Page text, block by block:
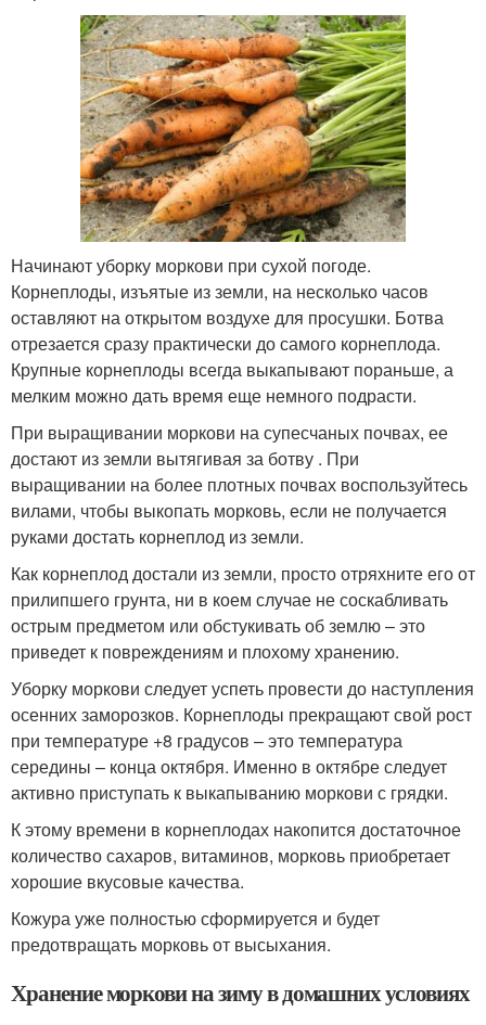
Начинают уборку моркови при сухой погоде.
Корнеплоды, изъятые из земли, на несколько часов
оставляют на открытом воздухе для просушки. Ботва
отрезается сразу практически до самого корнеплода.
Крупные корнеплоды всегда выкапывают пораньше, а
мелким можно дать время еще немного подрасти.
При выращивании моркови на супесчаных почвах, ее
достают из земли вытягивая за ботву . При
выращивании на более плотных почвах воспользуйтесь
вилами, чтобы выкопать морковь, если не получается
руками достать корнеплод из земли.
Как корнеплод достали из земли, просто отряхните его от
прилипшего грунта, ни в коем случае не соскабливать
острым предметом или обстукивать об землю – это
приведет к повреждениям и плохому хранению.
Уборку моркови следует успеть провести до наступления
осенних заморозков. Корнеплоды прекращают свой рост
при температуре +8 градусов – это температура
середины – конца октября. Именно в октябре следует
активно приступать к выкапыванию моркови с грядки.
К этому времени в корнеплодах накопится достаточное
количество сахаров, витаминов, морковь приобретает
хорошие вкусовые качества.
Кожура уже полностью сформируется и будет
предотвращать морковь от высыхания.
Хранение моркови на зиму в домашних условиях